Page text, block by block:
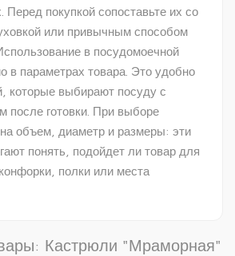
Перед покупкой сопоставьте их со
или привычным способом
в посудомоечной
в параметрах товара. Это удобно
которые выбирают посуду с
после готовки. При выборе
объем, диаметр и размеры: эти
понять, подойдет ли товар для
полки или места
Кастрюли "Мраморная"